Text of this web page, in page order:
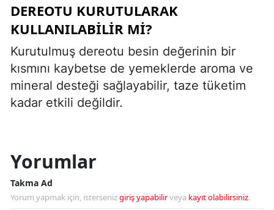
DEREOTU KURUTULARAK
KULLANILABILIR MI?
Kurutulmuş dereotu besin değerinin bir
kısmını kaybetse de yemeklerde aroma ve
mineral desteği sağlayabilir, taze tüketim
kadar etkili değildir.
Yorumlar
Takma Ad
Yorum yapmak için, istersenizgiriş yapabilirveya kayıt olabilirsiniz.